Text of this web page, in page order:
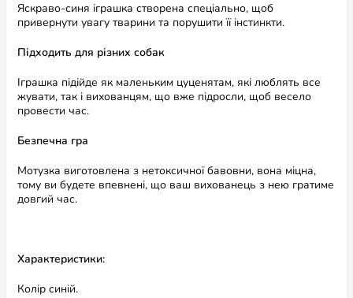
Яскраво-синя іграшка створена спеціально, щоб
привернути увагу тварини та порушити її інстинкти.
Підходить для різних собак
Іграшка підійде як маленьким цуценятам, які люблять все
жувати, так і вихованцям, що вже підросли, щоб весело
провести час.
Безпечна гра
Мотузка виготовлена ​​з нетоксичної бавовни, вона міцна,
тому ви будете впевнені, що ваш вихованець з нею гратиме
довгий час.
Характеристики:
Колір синій.